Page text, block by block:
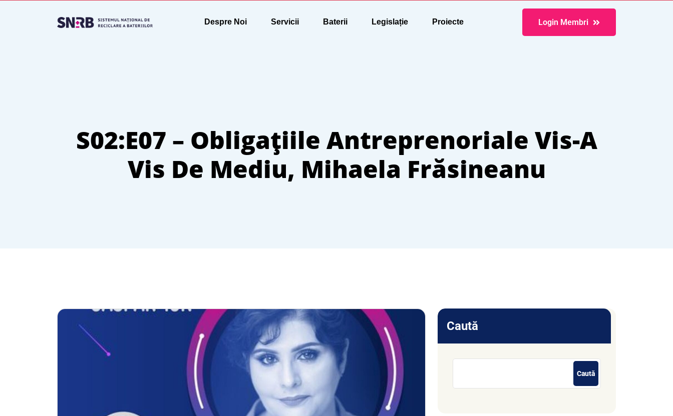
Despre Noi Servicii Baterii Legislație Proiecte Login Membri
S02:E07 – Obligațiile Antreprenoriale Vis-A
Vis De Mediu, Mihaela Frăsineanu
Caută
Caută